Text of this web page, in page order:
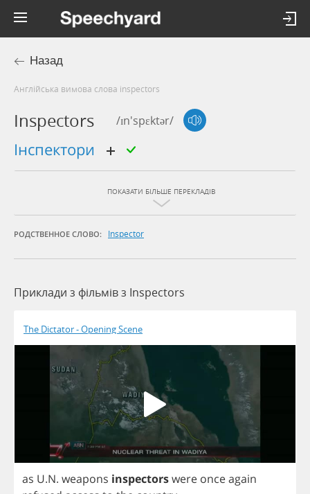
Назад
Англійська вимова слова inspectors
Inspectors /ɪn'spɛktər/
інспектори
ПОКАЗАТИ БІЛЬШЕ ПЕРЕКЛАДІВ
РОДСТВЕННОЕ СЛОВО: Inspector
Приклади з фільмів з Inspectors
The Dictator - Opening Scene
as U.N. weapons inspectorswere onceagain